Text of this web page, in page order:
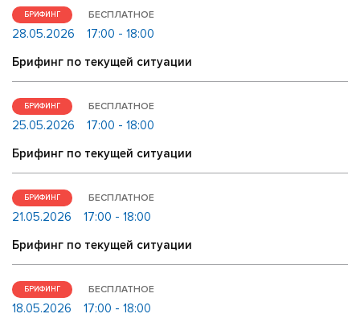
БРИФИНГ БЕСПЛАТНОЕ
28.05.2026
17:00 - 18:00
Брифинг по текущей ситуации
БРИФИНГ БЕСПЛАТНОЕ
25.05.2026
17:00 - 18:00
Брифинг по текущей ситуации
БРИФИНГ БЕСПЛАТНОЕ
21.05.2026
17:00 - 18:00
Брифинг по текущей ситуации
БРИФИНГ БЕСПЛАТНОЕ
18.05.2026
17:00 - 18:00